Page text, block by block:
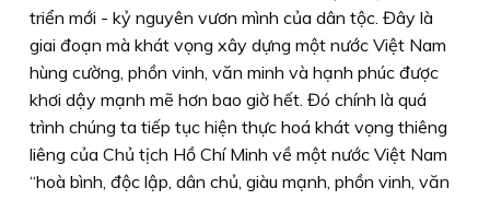
triển mới - kỷ nguyên vươn mình của dân tộc. Đây là
giai đoạn mà khát vọng xây dựng một nước Việt Nam
hùng cường, phồn vinh, văn minh và hạnh phúc được
khơi dậy mạnh mẽ hơn bao giờ hết. Đó chính là quá
trình chúng ta tiếp tục hiện thực hoá khát vọng thiêng
liêng của Chủ tịch Hồ Chí Minh về một nước Việt Nam
“hoà bình, độc lập, dân chủ, giàu mạnh, phồn vinh, văn